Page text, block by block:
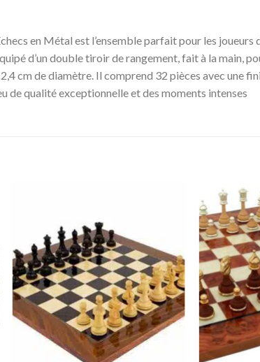
en Métal est l’ensemble parfait pour les joueurs
d’un double tiroir de rangement, fait à la main,
cm de diamètre. Il comprend 32 pièces avec une
de qualité exceptionnelle et des moments intenses